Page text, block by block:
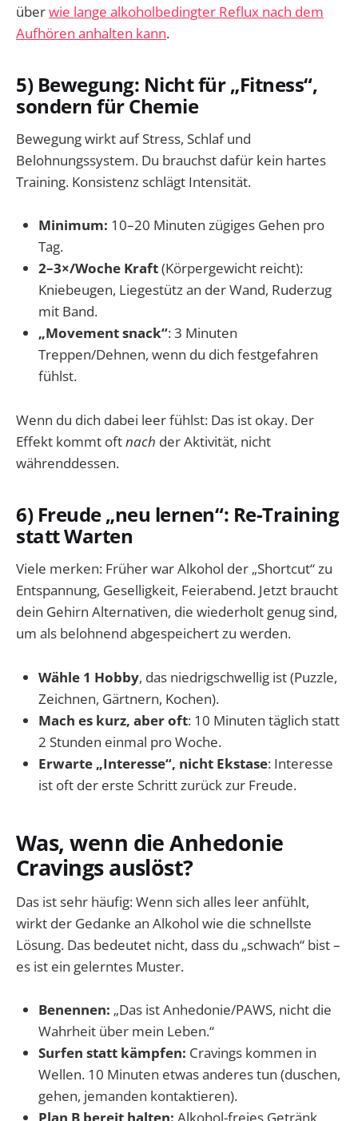
überwie lange alkoholbedingter Reflux nach dem
Aufhören anhalten kann.
5) Bewegung: Nicht für „Fitness“,
sondern für Chemie
Bewegung wirkt auf Stress, Schlaf und
Belohnungssystem. Du brauchst dafür kein hartes
Training. Konsistenz schlägt Intensität.
Minimum: 10–20 Minuten zügiges Gehen pro
Tag.
2–3×/Woche Kraft(Körpergewicht reicht):
Kniebeugen, Liegestütz an der Wand, Ruderzug
mit Band.
„Movement snack“: 3 Minuten
Treppen/Dehnen, wenn du dich festgefahren
fühlst.
Wenn du dich dabei leer fühlst: Das ist okay. Der
Effekt kommt oftnach der Aktivität, nicht
währenddessen.
6) Freude „neu lernen“: Re-Training
statt Warten
Viele merken: Früher war Alkohol der „Shortcut“ zu
Entspannung, Geselligkeit, Feierabend. Jetzt braucht
dein Gehirn Alternativen, die wiederholt genug sind,
um als belohnend abgespeichert zu werden.
Wähle 1 Hobby, das niedrigschwellig ist (Puzzle,
Zeichnen, Gärtnern, Kochen).
Mach es kurz, aber oft: 10 Minuten täglich statt
2 Stunden einmal pro Woche.
Erwarte „Interesse“, nicht Ekstase: Interesse
ist oft der erste Schritt zurück zur Freude.
Was, wenn die Anhedonie
Cravings auslöst?
Das ist sehr häufig: Wenn sich alles leer anfühlt,
wirkt der Gedanke an Alkohol wie die schnellste
Lösung. Das bedeutet nicht, dass du „schwach“ bist –
es ist ein gelerntes Muster.
Benennen: „Das ist Anhedonie/PAWS, nicht die
Wahrheit über mein Leben.“
Surfen statt kämpfen: Cravings kommen in
Wellen. 10 Minuten etwas anderes tun (duschen,
gehen, jemanden kontaktieren).
Plan B bereit halten: Alkohol-freies Getränk,